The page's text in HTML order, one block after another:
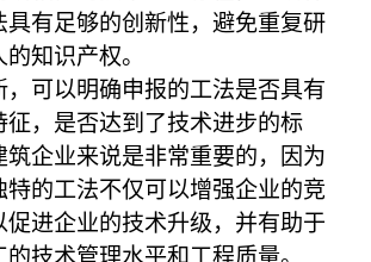
具有足够的创新性，避免重复研
知识产权。
可以明确申报的工法是否具有
，是否达到了技术进步的标
筑企业来说是非常重要的，因为
的工法不仅可以增强企业的竞
进企业的技术升级，并有助于
技术管理水平和工程质量。